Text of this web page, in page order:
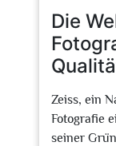
Die
Zeiss, ein
Fotografie
seiner